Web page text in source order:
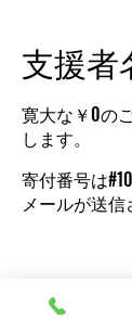
支援者
寛大な￥0の
します。
寄付番号は
メールが送信